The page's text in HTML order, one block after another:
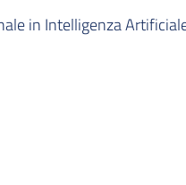
in Intelligenza